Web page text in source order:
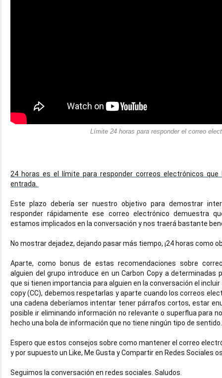
Límite 24 horas para responder el correo
24 horas es el límite para responder correos electrónicos que
entrada.
Este plazo debería ser nuestro objetivo para demostrar
responder rápidamente ese correo electrónico demuestra
estamos implicados en la conversación y nos traerá bastante
No mostrar dejadez, dejando pasar más tiempo, ¡24 horas como
Aparte, como bonus de estas recomendaciones sobre
alguien del grupo introduce en un Carbon Copy a determinadas
que si tienen importancia para alguien en la conversación el
copy (CC), debemos respetarlas y aparte cuando los correos
una cadena deberíamos intentar tener párrafos cortos, estar
posible ir eliminando información no relevante o superflua para
hecho una bola de información que no tiene ningún tipo de
Espero que estos consejos sobre como mantener el correo
y por supuesto un Like, Me Gusta y Compartir en Redes Sociales
Seguimos la conversación en redes sociales. Saludos.